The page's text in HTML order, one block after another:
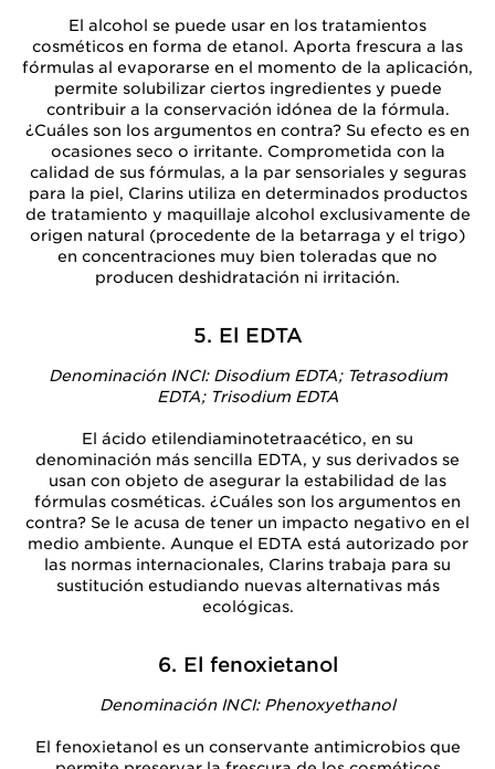
El alcohol se puede usar en los tratamientos
cosméticos en forma de etanol. Aporta frescura a las
fórmulas al evaporarse en el momento de la aplicación,
permite solubilizar ciertos ingredientes y puede
contribuir a la conservación idónea de la fórmula.
¿Cuáles son los argumentos en contra? Su efecto es en
ocasiones seco o irritante. Comprometida con la
calidad de sus fórmulas, a la par sensoriales y seguras
para la piel, Clarins utiliza en determinados productos
de tratamiento y maquillaje alcohol exclusivamente de
origen natural (procedente de la betarraga y el trigo)
en concentraciones muy bien toleradas que no
producen deshidratación ni irritación.
5. El EDTA
Denominación INCI: Disodium EDTA; Tetrasodium
EDTA; Trisodium EDTA
El ácido etilendiaminotetraacético, en su
denominación más sencilla EDTA, y sus derivados se
usan con objeto de asegurar la estabilidad de las
fórmulas cosméticas. ¿Cuáles son los argumentos en
contra? Se le acusa de tener un impacto negativo en el
medio ambiente. Aunque el EDTA está autorizado por
las normas internacionales, Clarins trabaja para su
sustitución estudiando nuevas alternativas más
ecológicas.
6. El fenoxietanol
Denominación INCI: Phenoxyethanol
El fenoxietanol es un conservante antimicrobios que